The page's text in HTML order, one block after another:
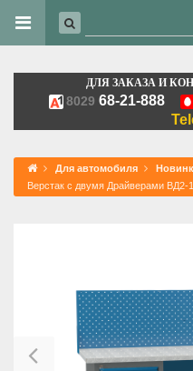
ДЛЯ ЗАКАЗА И
8029 68-21-888
Для автомобиля
Верстак с двумя Драйверами ВД2-
Previous